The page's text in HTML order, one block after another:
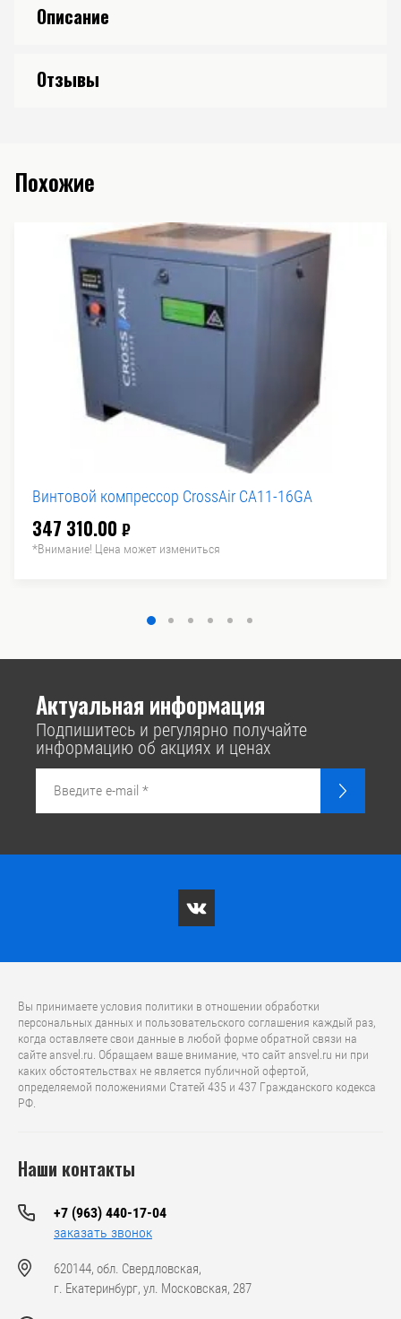
Описание
Отзывы
Похожие
Винтовой компрессор CrossAir CA11-16GA
347 310.00 ₽
*Внимание! Цена может измениться
Актуальная информация
Подпишитесь и регулярно получайте
информацию об акциях и ценах
Вы принимаете условия политики в отношении обработки
персональных данных и пользовательского соглашения каждый раз,
когда оставляете свои данные в любой форме обратной связи на
сайте ansvel.ru. Обращаем ваше внимание, что caйт ansvel.ru ни при
каких обстоятельствах не является публичной офертой,
определяемой положениями Статей 435 и 437 Гражданского кодекса
РФ.
Наши контакты
+7 (963) 440-17-04
заказать звонок
620144, обл. Свердловская,
г. Екатеринбург, ул. Московская, 287